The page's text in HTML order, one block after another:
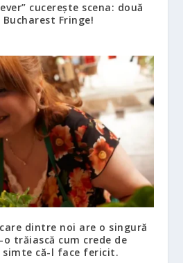
cucerește scena: două
Fringe!
dintre noi are o singură
trăiască cum crede de
simte că-l face fericit.